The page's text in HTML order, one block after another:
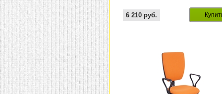
6 210 руб.